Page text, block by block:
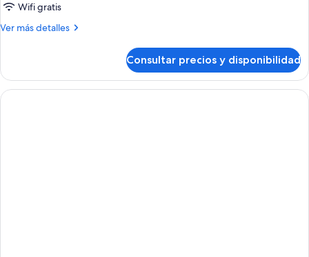
Wifi gratis
Ver más detalles
Más
Consultar precios y disponibilidad